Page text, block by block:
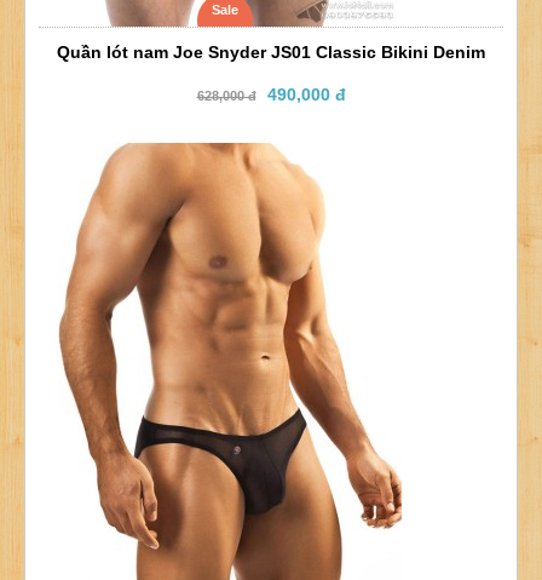
Sale
Quần lót nam Joe Snyder JS01 Classic Bikini Denim
628,000 đ 490,000 đ